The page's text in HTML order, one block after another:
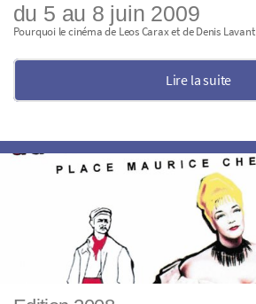
du 5 au 8 juin 2009
Pourquoi le cinéma de Leos Carax et de Denis Lavant
Lire la suite